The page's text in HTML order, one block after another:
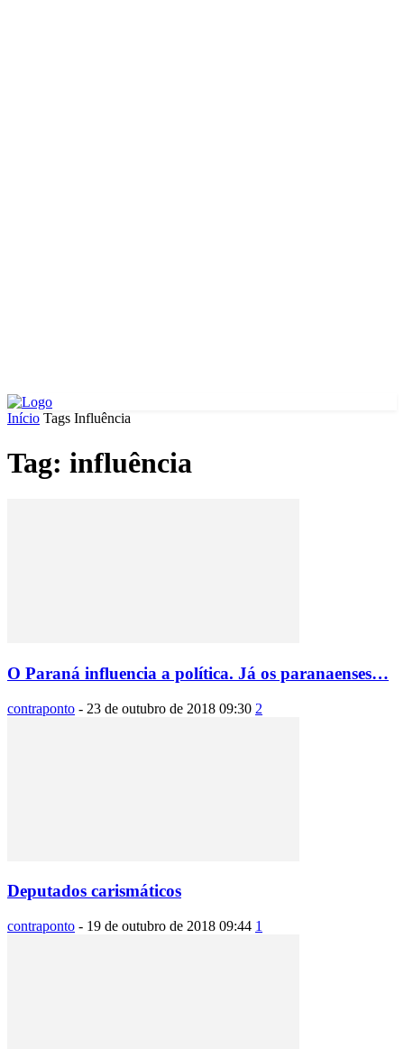
Início Tags Influência
Tag: influência
O Paraná influencia a política. Já os paranaenses…
contraponto - 23 de outubro de 2018 09:30 2
Deputados carismáticos
contraponto - 19 de outubro de 2018 09:44 1